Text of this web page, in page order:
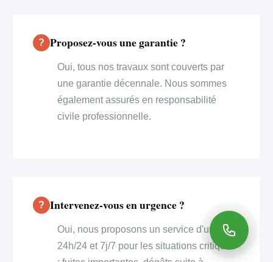
Proposez-vous une garantie ?
Oui, tous nos travaux sont couverts par
une garantie décennale. Nous sommes
également assurés en responsabilité
civile professionnelle.
Intervenez-vous en urgence ?
Oui, nous proposons un service d'urgence
24h/24 et 7j/7 pour les situations critiques